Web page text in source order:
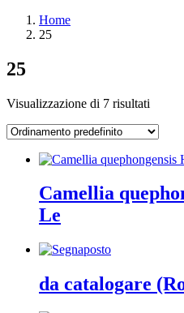
Home
25
25
Visualizzazione di 7 risultati
Camellia
Le
da catalogare